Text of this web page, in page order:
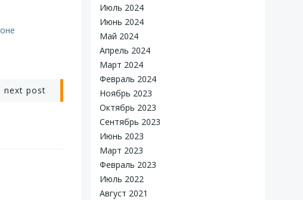
next post
Июль 2024
Июнь 2024
Май 2024
Апрель 2024
Март 2024
Февраль 2024
Ноябрь 2023
Октябрь 2023
Сентябрь 2023
Июнь 2023
Март 2023
Февраль 2023
Июль 2022
Август 2021